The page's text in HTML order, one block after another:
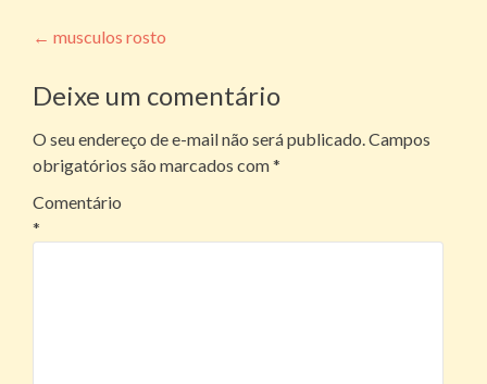
Navegação
de
posts
← musculos rosto
Deixe um comentário
O seu endereço de e-mail não será publicado.Campos
obrigatórios são marcados com*
Comentário
*